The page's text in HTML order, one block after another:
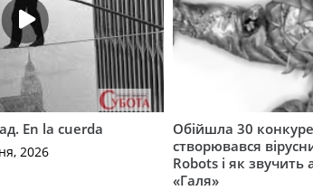
En la cuerda
2026
Обійшла 30
створювався
Robots і як
«Галя»